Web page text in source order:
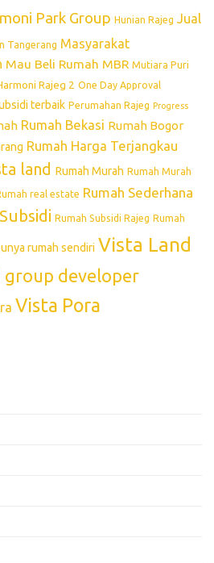
Park Group Hunian Rajeg Jual
Tangerang Masyarakat
Mau Beli Rumah MBR Mutiara Puri
Rajeg 2 One Day Approval
terbaik Perumahan Rajeg Progress
Rumah Bekasi Rumah Bogor
Rumah Harga Terjangkau
land Rumah Murah Rumah Murah
real estate Rumah Sederhana
Rumah Subsidi Rajeg Rumah
rumah sendiri Vista Land
group developer
Vista Pora